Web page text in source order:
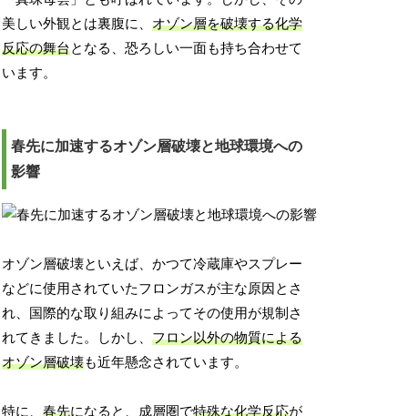
美しい外観とは裏腹に、オゾン層を破壊する化学
反応の舞台となる、恐ろしい一面も持ち合わせて
います。
春先に加速するオゾン層破壊と地球環境への
影響
オゾン層破壊といえば、かつて冷蔵庫やスプレー
などに使用されていたフロンガスが主な原因とさ
れ、国際的な取り組みによってその使用が規制さ
れてきました。しかし、フロン以外の物質による
オゾン層破壊も近年懸念されています。
特に、春先になると、成層圏で特殊な化学反応が